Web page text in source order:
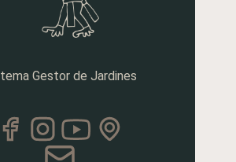
Gestor de Jardines